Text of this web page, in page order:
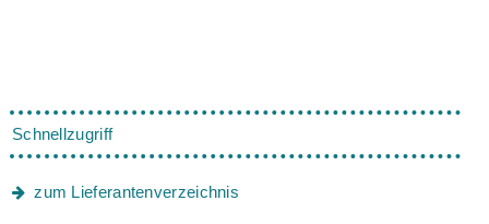
Schnellzugriff
zum Lieferantenverzeichnis